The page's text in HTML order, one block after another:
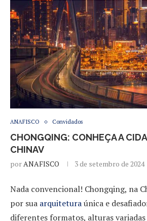
ANAFISCO Convidados
CHONGQING: CONHEÇA A
CHINAV
porANAFISCO 3 de setembro de 2024
Nada convencional! Chongqing, na
por sua arquiteturaúnica e
diferentes formatos, alturas variadas